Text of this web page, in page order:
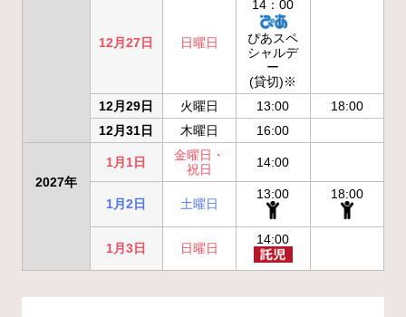
12月27日 日曜日
14：00
ぴあスペ
シャルデ
ー
(貸切)※
12月29日
火曜日 13:00
18:00
12月31日
木曜日 16:00
2027年
1月1日
金曜日・
祝日
14:00
1月2日 土曜日
13:00 18:00
1月3日 日曜日
14:00